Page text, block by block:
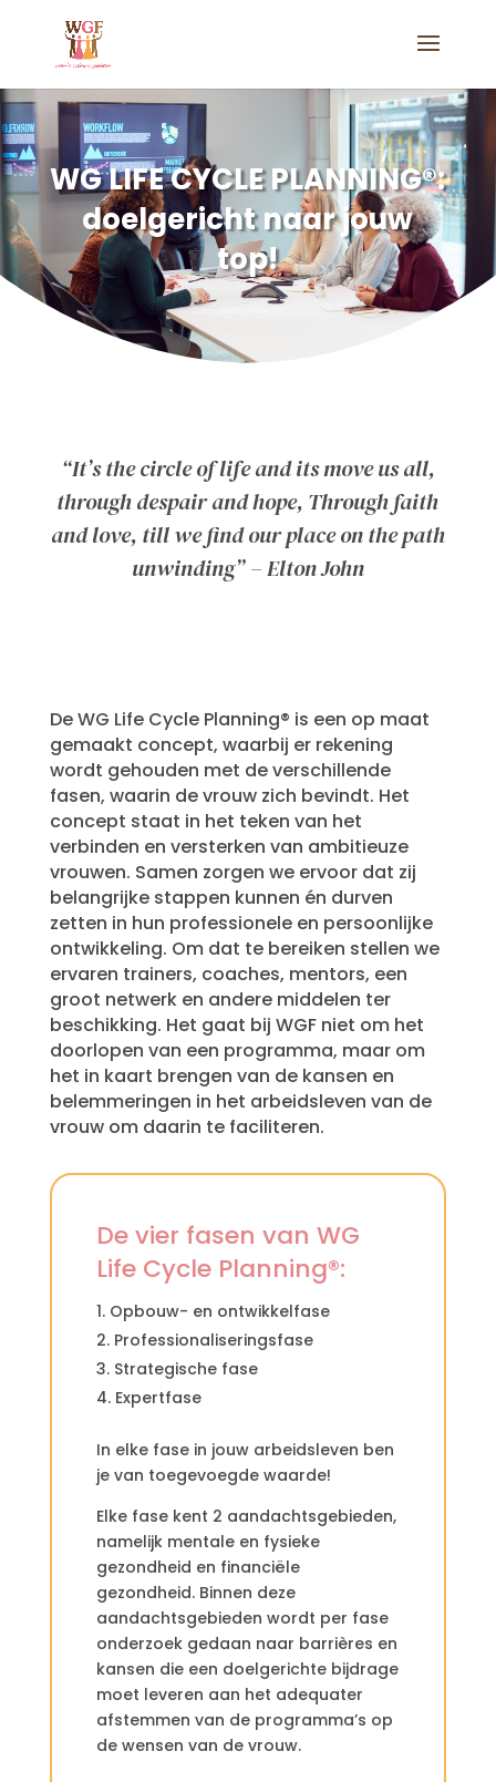
WG LIFE CYCLE PLANNING®:
doelgericht naar jouw
top!
“It’s the circle of life and its move us all,
through despair and hope, Through faith
and love, till we find our place on the path
unwinding” – Elton John
De WG Life Cycle Planning® is een op maat
gemaakt concept, waarbij er rekening
wordt gehouden met de verschillende
fasen, waarin de vrouw zich bevindt. Het
concept staat in het teken van het
verbinden en versterken van ambitieuze
vrouwen. Samen zorgen we ervoor dat zij
belangrijke stappen kunnen én durven
zetten in hun professionele en persoonlijke
ontwikkeling. Om dat te bereiken stellen we
ervaren trainers, coaches, mentors, een
groot netwerk en andere middelen ter
beschikking. Het gaat bij WGF niet om het
doorlopen van een programma, maar om
het in kaart brengen van de kansen en
belemmeringen in het arbeidsleven van de
vrouw om daarin te faciliteren.
De vier fasen van WG
Life Cycle Planning®:
Opbouw- en ontwikkelfase
Professionaliseringsfase
Strategische fase
Expertfase
In elke fase in jouw arbeidsleven ben
je van toegevoegde waarde!
Elke fase kent 2 aandachtsgebieden,
namelijk mentale en fysieke
gezondheid en financiële
gezondheid. Binnen deze
aandachtsgebieden wordt per fase
onderzoek gedaan naar barrières en
kansen die een doelgerichte bijdrage
moet leveren aan het adequater
afstemmen van de programma’s op
de wensen van de vrouw.